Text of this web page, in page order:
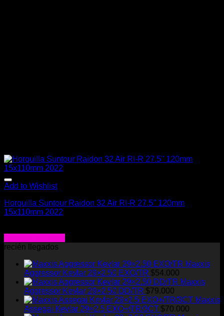
Add to Wishlist
Horquilla Suntour Raidon 32 Air Rl-R 27.5″ 120mm
15x110mm 2022
original
$269.000.$140.000.
recién llegados
Maxxis
Aggressor Kevlar 29×2.50 EXO/TR $54.000
Maxxis
Aggressor Kevlar 29×2.50 DD/TR $79.000
Maxxis
Assegai Kevlar 29×2.5 EXO+/TR/3CT $70.000